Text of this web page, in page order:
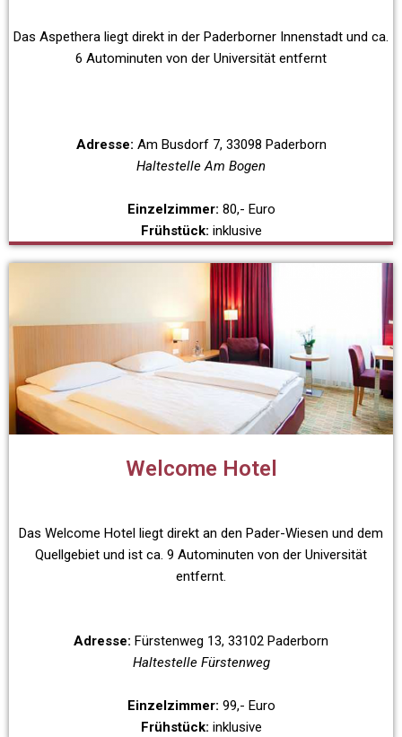
Das Aspethera liegt direkt in der Paderborner Innenstadt und ca.
6 Autominuten von der Universität entfernt
Adresse: Am Busdorf 7, 33098 Paderborn
Haltestelle Am Bogen
Einzelzimmer: 80,- Euro
Frühstück: inklusive
Welcome Hotel
Das Welcome Hotel liegt direkt an den Pader-Wiesen und dem
Quellgebiet und ist ca. 9 Autominuten von der Universität
entfernt.
Adresse: Fürstenweg 13, 33102 Paderborn
Haltestelle Fürstenweg
Einzelzimmer: 99,- Euro
Frühstück: inklusive